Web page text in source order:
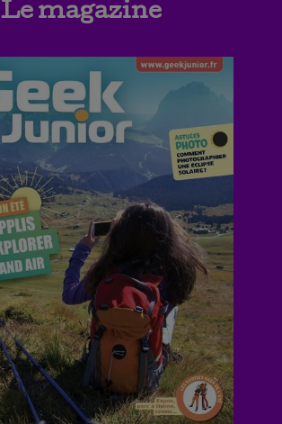
Le magazine